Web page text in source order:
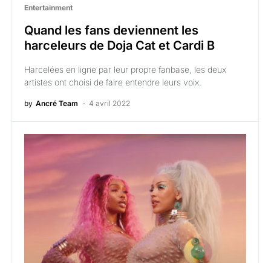
Entertainment
Quand les fans deviennent les
harceleurs de Doja Cat et Cardi B
Harcelées en ligne par leur propre fanbase, les deux
artistes ont choisi de faire entendre leurs voix.
by Ancré Team 4 avril 2022